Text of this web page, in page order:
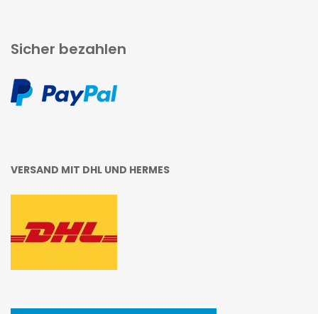
Sicher bezahlen
VERSAND MIT DHL UND HERMES